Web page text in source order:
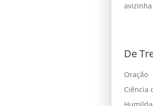
avizinha
De
Oração
Ciência